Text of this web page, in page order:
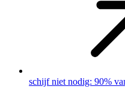
schijf niet nodig: 90%